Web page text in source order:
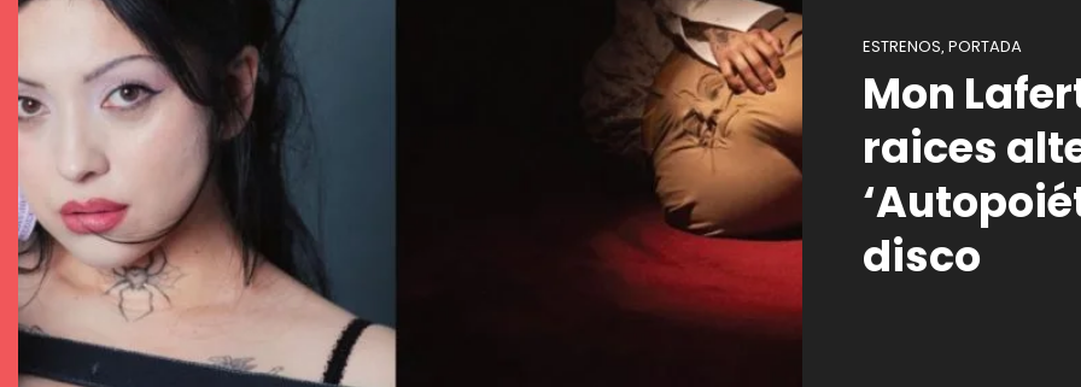
ESTRENOS, PORTADA
Mon
raices
disco